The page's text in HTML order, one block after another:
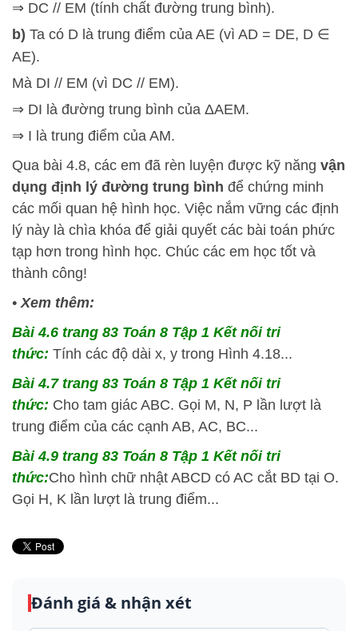
⇒ DC // EM (tính chất đường trung bình).
b) Ta có D là trung điểm của AE (vì AD = DE, D ∈
AE).
Mà DI // EM (vì DC // EM).
⇒ DI là đường trung bình của ΔAEM.
⇒ I là trung điểm của AM.
Qua bài 4.8, các em đã rèn luyện được kỹ năng vận
dụng định lý đường trung bình để chứng minh
các mối quan hệ hình học. Việc nắm vững các định
lý này là chìa khóa để giải quyết các bài toán phức
tạp hơn trong hình học. Chúc các em học tốt và
thành công!
• Xem thêm:
Bài 4.6 trang 83 Toán 8 Tập 1 Kết nối tri
thức: Tính các độ dài x, y trong Hình 4.18...
Bài 4.7 trang 83 Toán 8 Tập 1 Kết nối tri
thức: Cho tam giác ABC. Gọi M, N, P lần lượt là
trung điểm của các cạnh AB, AC, BC...
Bài 4.9 trang 83 Toán 8 Tập 1 Kết nối tri
thức:Cho hình chữ nhật ABCD có AC cắt BD tại O.
Gọi H, K lần lượt là trung điểm...
Đánh giá & nhận xét